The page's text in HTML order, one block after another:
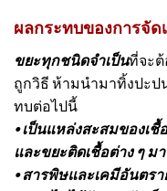
ผลกระทบของการจัด
ขยะทุกชนิดจำเป็นที่จะต้
ถูกวิธี ห้ามนำมาทิ้งปะป
ทบต่อไปนี้
⦁ เป็นแหล่งสะสมของเ
และขยะติดเชื้อต่าง ๆ ม
⦁ สารพิษและเคมีอันตรา